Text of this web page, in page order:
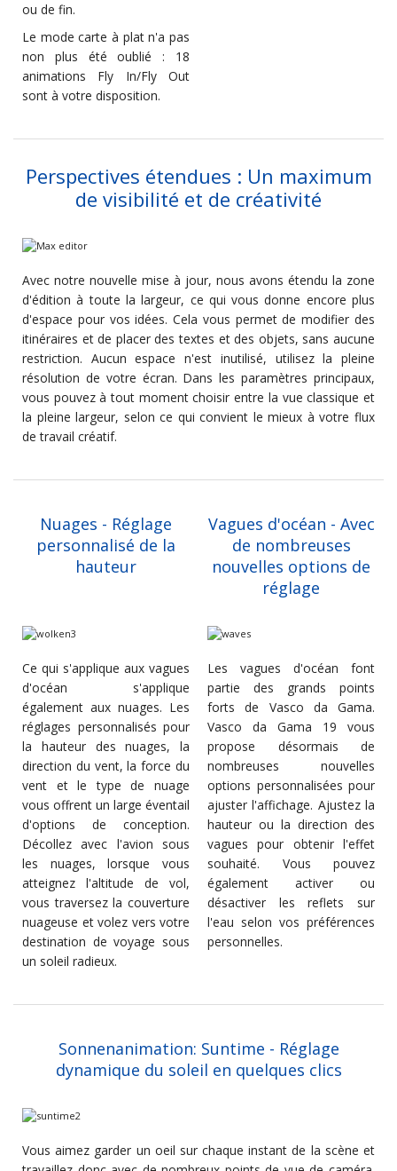
ou de fin.
Le mode carte à plat n'a pas
non plus été oublié : 18
animations Fly In/Fly Out
sont à votre disposition.
Perspectives étendues : Un maximum
de visibilité et de créativité
Avec notre nouvelle mise à jour, nous avons étendu la zone
d'édition à toute la largeur, ce qui vous donne encore plus
d'espace pour vos idées. Cela vous permet de modifier des
itinéraires et de placer des textes et des objets, sans aucune
restriction. Aucun espace n'est inutilisé, utilisez la pleine
résolution de votre écran. Dans les paramètres principaux,
vous pouvez à tout moment choisir entre la vue classique et
la pleine largeur, selon ce qui convient le mieux à votre flux
de travail créatif.
Nuages - Réglage
personnalisé de la
hauteur
Vagues d'océan - Avec
de nombreuses
nouvelles options de
réglage
Ce qui s'applique aux vagues
d'océan s'applique
également aux nuages. Les
réglages personnalisés pour
la hauteur des nuages, la
direction du vent, la force du
vent et le type de nuage
vous offrent un large éventail
d'options de conception.
Décollez avec l'avion sous
les nuages, lorsque vous
atteignez l'altitude de vol,
vous traversez la couverture
nuageuse et volez vers votre
destination de voyage sous
un soleil radieux.
Les vagues d'océan font
partie des grands points
forts de Vasco da Gama.
Vasco da Gama 19 vous
propose désormais de
nombreuses nouvelles
options personnalisées pour
ajuster l'affichage. Ajustez la
hauteur ou la direction des
vagues pour obtenir l'effet
souhaité. Vous pouvez
également activer ou
désactiver les reflets sur
l'eau selon vos préférences
personnelles.
Sonnenanimation: Suntime - Réglage
dynamique du soleil en quelques clics
Vous aimez garder un oeil sur chaque instant de la scène et